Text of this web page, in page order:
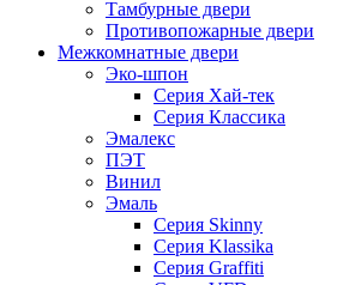
Тамбурные двери
Противопожарные двери
Межкомнатные двери
Эко-шпон
Серия Хай-тек
Серия Классика
Эмалекс
ПЭТ
Винил
Эмаль
Серия Skinny
Серия Klassika
Серия Graffiti